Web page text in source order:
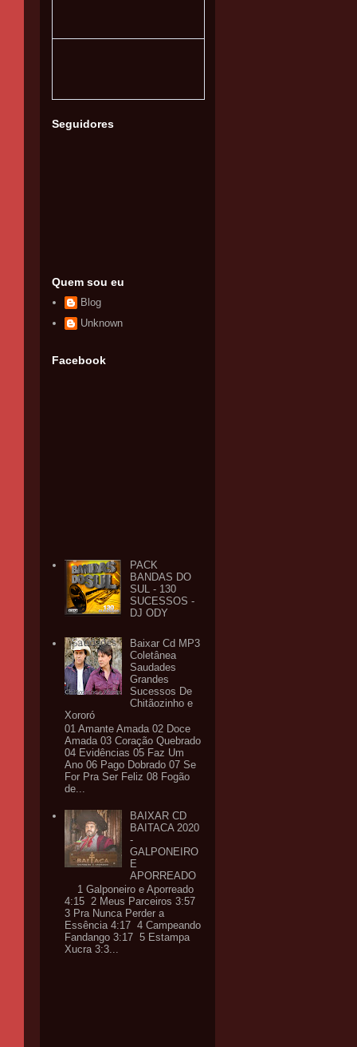
Seguidores
Quem sou eu
Blog
Unknown
Facebook
PACK
BANDAS DO
SUL - 130
SUCESSOS -
DJ ODY
Baixar Cd MP3
Coletânea
Saudades
Grandes
Sucessos De
Chitãozinho e
Xororó
01 Amante Amada 02 Doce
Amada 03 Coração Quebrado
04 Evidências 05 Faz Um
Ano 06 Pago Dobrado 07 Se
For Pra Ser Feliz 08 Fogão
de...
BAIXAR CD
BAITACA 2020
-
GALPONEIRO
E
APORREADO
1 Galponeiro e Aporreado
4:15 2 Meus Parceiros 3:57
3 Pra Nunca Perder a
Essência 4:17 4 Campeando
Fandango 3:17 5 Estampa
Xucra 3:3...